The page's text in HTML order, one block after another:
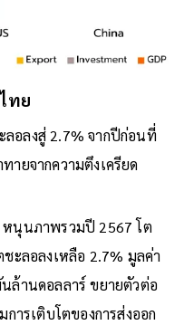
ทย
อลงสู่ 2.7% จากปีก่อนที่
ายจากความตึงเครียด
หนุนภาพรวมปี 2567 โต
ะลอลงเหลือ 2.7% มูลค่า
ล้านดอลลาร์ ขยายตัวต่อ
ารเติบโตของการส่งออก